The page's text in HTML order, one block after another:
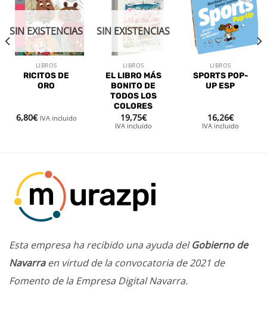
Añadir
lista de
deseos
SIN EXISTENCIAS
LIBROS
RICITOS DE
ORO
6,80€ IVA incluido
Añadir
a la
lista de
deseos
SIN EXISTENCIAS
LIBROS
EL LIBRO MÁS
BONITO DE
TODOS LOS
COLORES
19,75€
IVA incluido
Añadir
a la
lista de
deseos
LIBROS
SPORTS POP-
UP ESP
16,26€
IVA incluido
Esta empresa ha recibido una ayuda delGobierno de
Navarraen virtud de la convocatoria de 2021 de
Fomento de la Empresa Digital Navarra.